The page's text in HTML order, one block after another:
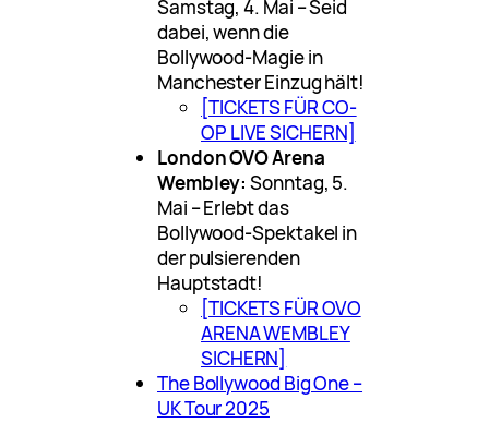
Samstag, 4. Mai – Seid
dabei, wenn die
Bollywood-Magie in
Manchester Einzug hält!
[TICKETS FÜR CO-
OP LIVE SICHERN]
London OVO Arena
Wembley: Sonntag, 5.
Mai – Erlebt das
Bollywood-Spektakel in
der pulsierenden
Hauptstadt!
[TICKETS FÜR OVO
ARENA WEMBLEY
SICHERN]
The Bollywood Big One –
UK Tour 2025